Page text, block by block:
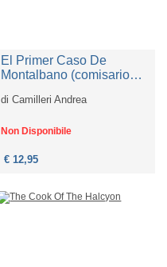
El Primer Caso De
Montalbano (comisario
diCamilleri Andrea
Non Disponibile
€ 12,95